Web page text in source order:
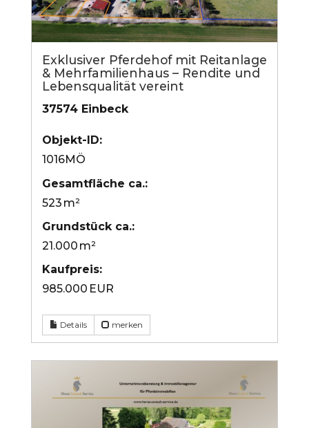
Exklusiver Pferdehof mit Reitanlage
& Mehrfamilienhaus – Rendite und
Lebensqualität vereint
37574 Einbeck
Objekt-ID:
1016MÖ
Gesamtfläche ca.:
523 m²
Grund­stück ca.:
21.000 m²
Kaufpreis:
985.000 EUR
Details merken